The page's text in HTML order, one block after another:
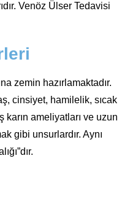
Venöz Ülser Tedavisi
zemin hazırlamaktadır.
cinsiyet, hamilelik, sıcak
karın ameliyatları ve uzun
gibi unsurlardır. Aynı